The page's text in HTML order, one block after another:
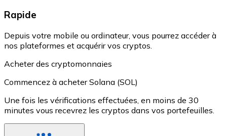
Rapide
Depuis votre mobile ou ordinateur, vous pourrez accéder à
nos plateformes et acquérir vos cryptos.
Acheter des cryptomonnaies
Commencez à acheter Solana (SOL)
Une fois les vérifications effectuées, en moins de 30
minutes vous recevrez les cryptos dans vos portefeuilles.